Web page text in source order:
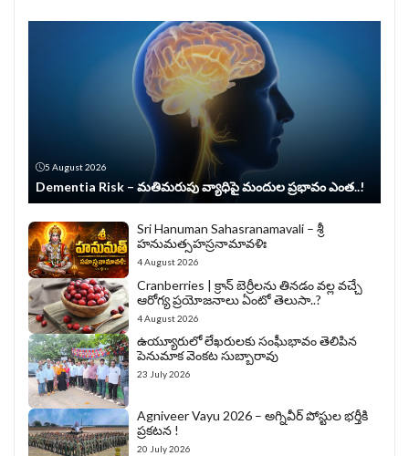
5 August 2026
Dementia Risk – మతిమరుపు వ్యాధిపై మందుల ప్రభావం ఎంత..!
Sri Hanuman Sahasranamavali – శ్రీ
హనుమత్సహస్రనామావళిః
4 August 2026
Cranberries | క్రాన్ బెర్రీల‌ను తిన‌డం వ‌ల్ల వచ్చే
ఆరోగ్య ప్రయోజనాలు ఏంటో తెలుసా..?
4 August 2026
ఉయ్యూరులో లేఖరులకు సంఘీభావం తెలిపిన
పెనుమాక వెంకట సుబ్బారావు
23 July 2026
Agniveer Vayu 2026 – అగ్నివీర్‌ పోస్టుల భర్తీకి
ప్రకటన !
20 July 2026